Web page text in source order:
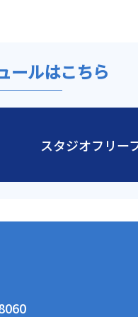
ールはこちら
スタジオフリー